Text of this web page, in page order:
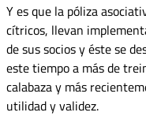
Y es que la póliza
cítricos, llevan
de sus socios y éste se
este tiempo a más de
calabaza y más
utilidad y validez.